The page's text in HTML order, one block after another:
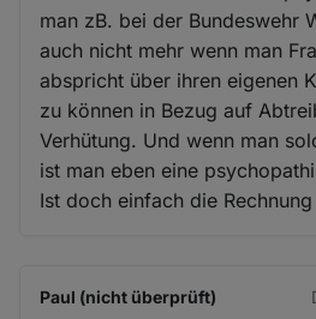
man zB. bei der Bundeswehr
auch nicht mehr wenn man
abspricht über ihren eigenen
zu können in Bezug auf
Verhütung. Und wenn man
ist man eben eine
Ist doch einfach die Rechnung
Paul (nicht überprüft)